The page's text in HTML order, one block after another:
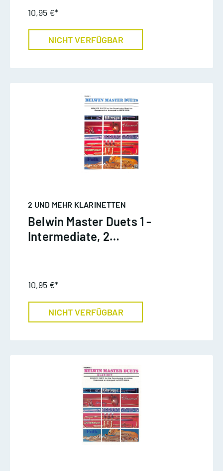
10,95 €*
NICHT VERFÜGBAR
2 UND MEHR KLARINETTEN
Belwin Master Duets 1 -
Intermediate, 2
10,95 €*
NICHT VERFÜGBAR